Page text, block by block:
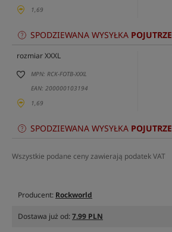
1,69
SPODZIEWANA WYSYŁKA POJUTRZE
rozmiar XXXL
MPN: RCK-FOTB-XXXL
EAN: 200000103194
1,69
SPODZIEWANA WYSYŁKA POJUTRZE
Wszystkie podane ceny zawierają podatek VAT
Producent: Rockworld
Dostawa już od:7.99 PLN